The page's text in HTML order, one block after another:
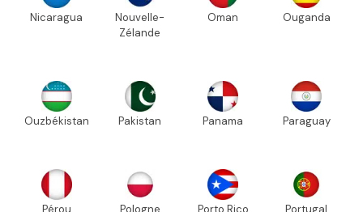
Nicaragua
Nouvelle-
Zélande
Oman Ouganda
Ouzbékistan Pakistan Panama Paraguay
Pérou Pologne Porto Rico Portugal